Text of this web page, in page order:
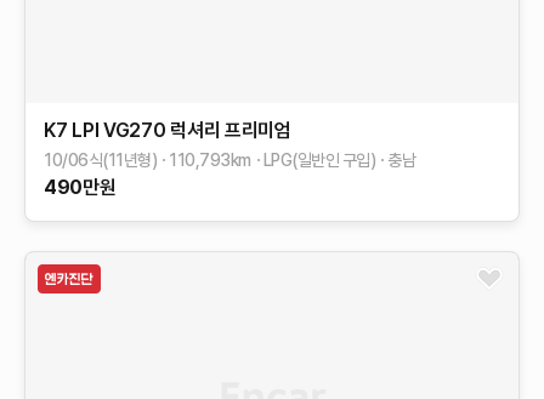
K7 LPI VG270 럭셔리 프리미엄
10/06식(11년형) 110,793km LPG(일반인 구입) 충남
490만원